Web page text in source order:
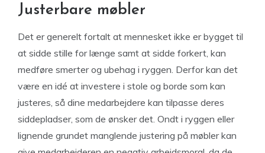
Justerbare møbler
Det er generelt fortalt at mennesket ikke er bygget til
at sidde stille for længe samt at sidde forkert, kan
medføre smerter og ubehag i ryggen. Derfor kan det
være en idé at investere i stole og borde som kan
justeres, så dine medarbejdere kan tilpasse deres
siddepladser, som de ønsker det. Ondt i ryggen eller
lignende grundet manglende justering på møbler kan